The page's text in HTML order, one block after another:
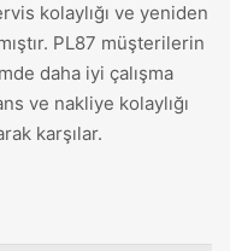
kolaylığı ve yeniden
PL87 müşterilerin
daha iyi çalışma
ve nakliye kolaylığı
karşılar.